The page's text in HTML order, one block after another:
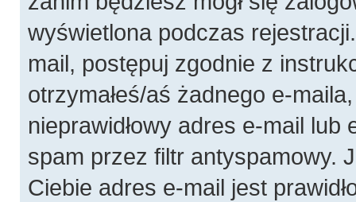
wyświetlona podczas
mail, postępuj zgodnie z
otrzymałeś/aś żadnego e-
nieprawidłowy adres e-mail lub
spam przez filtr antyspamowy.
Ciebie adres e-mail jest